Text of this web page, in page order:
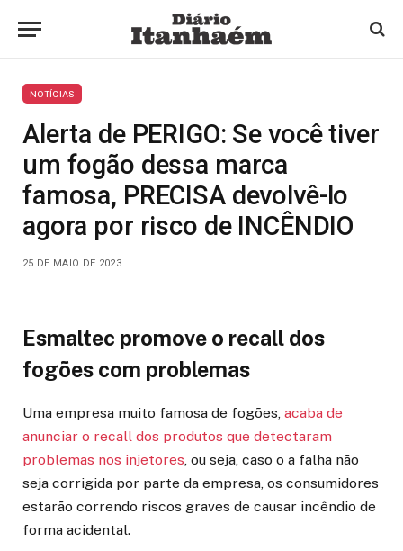
NOTÍCIAS
Alerta de PERIGO: Se você tiver
um fogão dessa marca
famosa, PRECISA devolvê-lo
agora por risco de INCÊNDIO
25 DE MAIO DE 2023
Esmaltec promove o recall dos
fogões com problemas
Uma empresa muito famosa de fogões, acaba de
anunciar o recall dos produtos que detectaram
problemas nos injetores , ou seja, caso o a falha não
seja corrigida por parte da empresa, os consumidores
estarão correndo riscos graves de causar incêndio de
forma acidental.